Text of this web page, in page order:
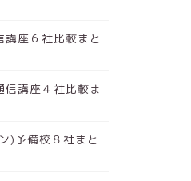
座６社比較まと
講座４社比較ま
)予備校８社まと